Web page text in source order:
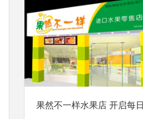
果然不一样水果店 开启每日